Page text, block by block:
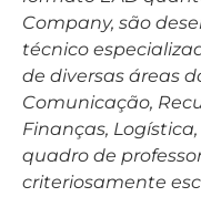
Company, são
técnico
de diversas áreas
Comunicação,
Finanças,
quadro de
criteriosamente